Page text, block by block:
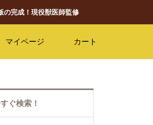
の完成！現役獣医師監修
マイページ カート
ぐ検索！